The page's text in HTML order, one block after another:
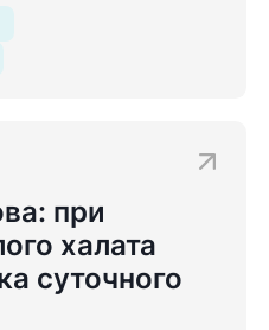
при
халата
суточного